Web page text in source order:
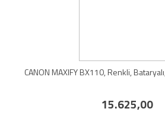
CANON MAXIFY BX110, Renkli,
15.625,00